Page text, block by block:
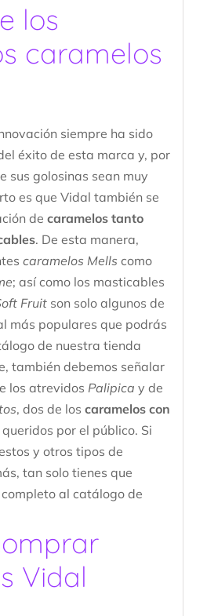
los
caramelos
siempre ha sido
éxito de esta marca y, por
sus golosinas sean muy
es que Vidal también se
de caramelos tanto
. De esta manera,
caramelos Mells como
; así como los masticables
Fruitson solo algunos de
más populares que podrás
de nuestra tienda
también debemos señalar
los atrevidos Palipica y de
, dos de los caramelos con
por el público. Si
y otros tipos de
tan solo tienes que
al catálogo de
Vidal